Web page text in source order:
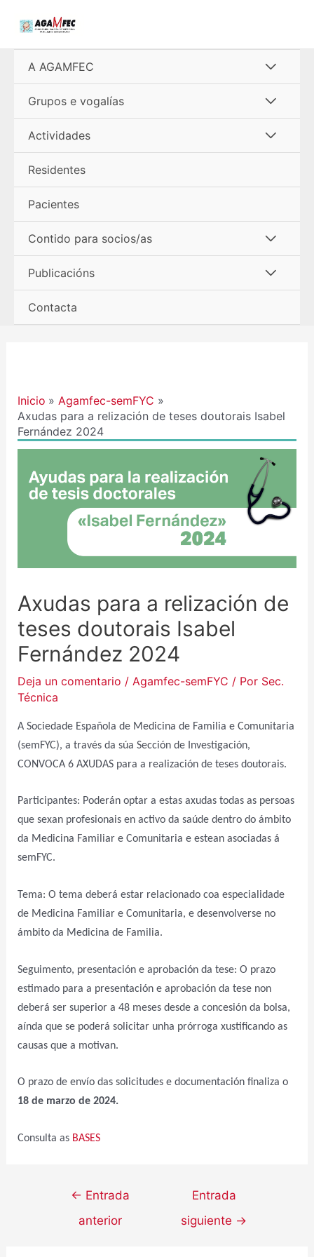
A AGAMFEC
menú
Grupos e vogalías
menú
Actividades
Residentes
Pacientes
Contido para socios/as
menú
Publicacións
Contacta
Inicio
Agamfec-semFYC
Axudas para a relización de teses doutorais Isabel
Fernández 2024
Axudas para a relización de
teses doutorais Isabel
Fernández 2024
Deja un comentario / Agamfec-semFYC / Por Sec.
Técnica
A Sociedade Española de Medicina de Familia e Comunitaria
(semFYC), a través da súa Sección de Investigación,
CONVOCA 6 AXUDAS para a realización de teses doutorais.
Participantes: Poderán optar a estas axudas todas as persoas
que sexan profesionais en activo da saúde dentro do ámbito
da Medicina Familiar e Comunitaria e estean asociadas á
semFYC.
Tema: O tema deberá estar relacionado coa especialidade
de Medicina Familiar e Comunitaria, e desenvolverse no
ámbito da Medicina de Familia.
Seguimento, presentación e aprobación da tese: O prazo
estimado para a presentación e aprobación da tese non
deberá ser superior a 48 meses desde a concesión da bolsa,
aínda que se poderá solicitar unha prórroga xustificando as
causas que a motivan.
O prazo de envío das solicitudes e documentación finaliza o
18 de marzo de 2024.
Consulta as BASES
← Entrada
anterior
Entrada
siguiente →